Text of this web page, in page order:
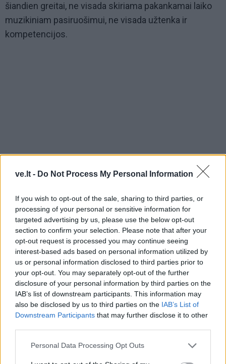
ve.lt - Do Not Process My Personal Information
If you wish to opt-out of the sale, sharing to third parties, or
processing of your personal or sensitive information for
targeted advertising by us, please use the below opt-out
section to confirm your selection. Please note that after your
opt-out request is processed you may continue seeing
interest-based ads based on personal information utilized by
us or personal information disclosed to third parties prior to
your opt-out. You may separately opt-out of the further
disclosure of your personal information by third parties on the
IAB’s list of downstream participants. This information may
also be disclosed by us to third parties on the IAB’s List of
Downstream Participants that may further disclose it to other
Personal Data Processing Opt Outs
šiandien greitai, ne visada skiriama pakankamai laiko
muzikiniam pasiruošimui, ne visada užtenka ir
kompetencijos.
Nors yra daug puikių dainininkų, sugebančių atlikti ir
sudėtingas režisūrines užduotis, ir net akrobatikas,
bet yra pastebima tendencija, kad dramatinės partijos
yra dainuojamos per lengvu balsu, kas neretai
sutrumpina dainininko karjerą.
Įdomu išgirsti apie jūsų pastarųjų metų kūrybinę
veiklą – kas jau įgyvendinta, šiuo metu brandinama?
Kokie planai ateičiai?
dainuodama mažiau sudėtingas, trumpesnes, bet